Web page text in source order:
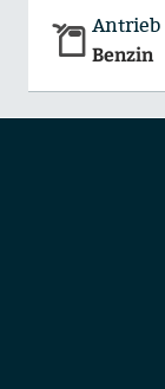
Antrieb
Benzin